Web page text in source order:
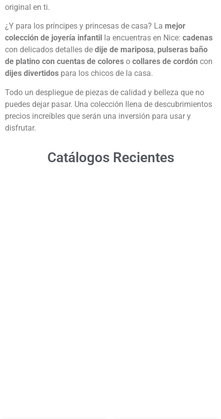
original en ti.
¿Y para los príncipes y princesas de casa? La mejor
colección de joyería infantil
la encuentras en Nice: cadenas
con delicados detalles de dije de mariposa, pulseras baño
de platino con cuentas de colores o collares de cordón con
dijes divertidos para los chicos de la casa.
Todo un despliegue de piezas de calidad y belleza que no
puedes dejar pasar. Una colección llena de descubrimientos
precios increíbles que serán una inversión para usar y
disfrutar.
Catálogos Recientes